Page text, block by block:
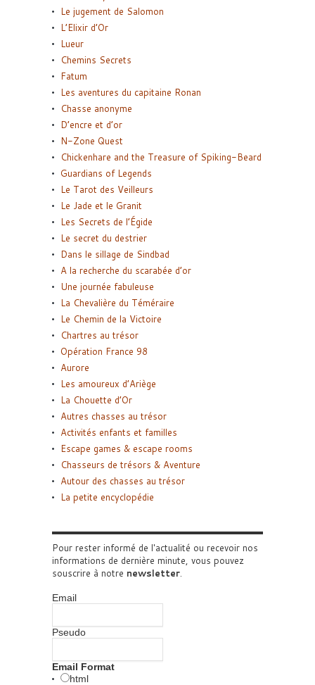
Le jugement de Salomon
L’Elixir d’Or
Lueur
Chemins Secrets
Fatum
Les aventures du capitaine Ronan
Chasse anonyme
D’encre et d’or
N-Zone Quest
Chickenhare and the Treasure of Spiking-Beard
Guardians of Legends
Le Tarot des Veilleurs
Le Jade et le Granit
Les Secrets de l’Égide
Le secret du destrier
Dans le sillage de Sindbad
A la recherche du scarabée d’or
Une journée fabuleuse
La Chevalière du Téméraire
Le Chemin de la Victoire
Chartres au trésor
Opération France 98
Aurore
Les amoureux d’Ariège
La Chouette d’Or
Autres chasses au trésor
Activités enfants et familles
Escape games & escape rooms
Chasseurs de trésors & Aventure
Autour des chasses au trésor
La petite encyclopédie
Pour rester informé de l'actualité ou recevoir nos
informations de dernière minute, vous pouvez
souscrire à notre newsletter.
Email
Pseudo
Email Format
html